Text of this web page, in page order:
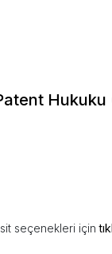
seçenekleri için